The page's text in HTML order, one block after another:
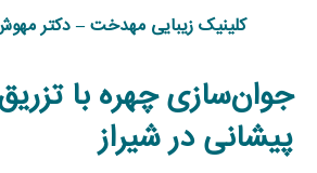
کلینیک زیبایی مهدخت – دکتر
جوان‌سازی چهره با
پیشانی در شیراز